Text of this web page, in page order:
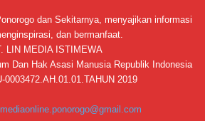
dan Sekitarnya, menyajikan informasi
dan bermanfaat.
LIN MEDIA ISTIMEWA
Dan Hak Asasi Manusia Republik Indonesia
0003472.AH.01.01.TAHUN 2019
mediaonline.ponorogo@gmail.com